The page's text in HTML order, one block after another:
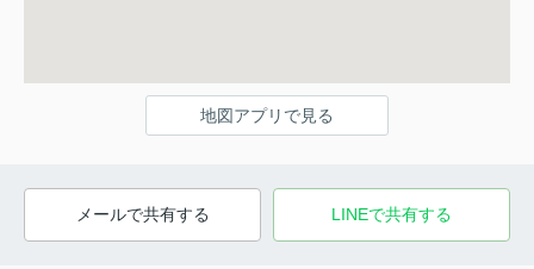
地図アプリで見る
メールで共有する LINEで共有する